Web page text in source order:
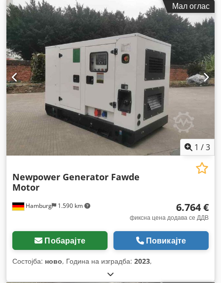
Мал оглас
1 /3
Hamburg 1.590 km
Newpower Generator Fawde
Motor
6.764 €
фиксна цена додава се ДДВ
Побарајте Повикајте
Состојба: ново, Година на изградба: 2023,